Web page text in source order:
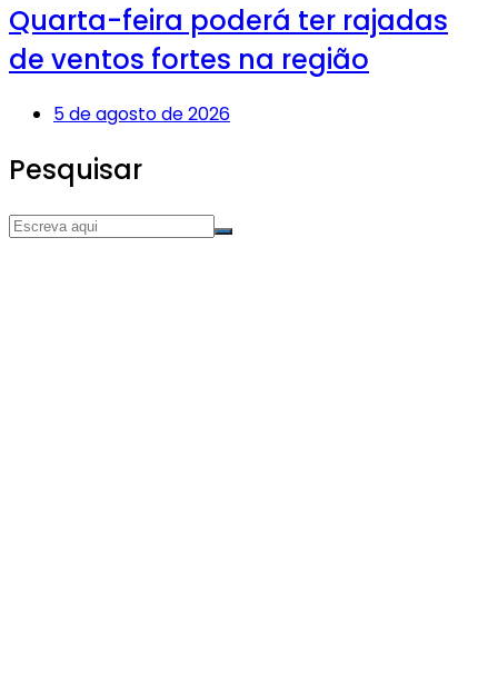
Quarta-feira poderá ter rajadas
de ventos fortes na região
5 de agosto de 2026
Pesquisar